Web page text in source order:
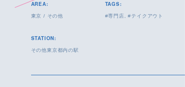
AREA:
東京 / その他
STATION:
その他東京都内の駅
TAGS:
専門店 テイクアウト